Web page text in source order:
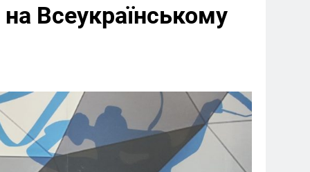
Всеукраїнському